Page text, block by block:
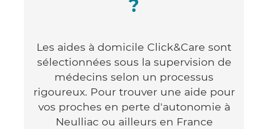
?
Les aides à domicile Click&Care sont
sélectionnées sous la supervision de
médecins selon un processus
rigoureux. Pour trouver une aide pour
vos proches en perte d'autonomie à
Neulliac ou ailleurs en France